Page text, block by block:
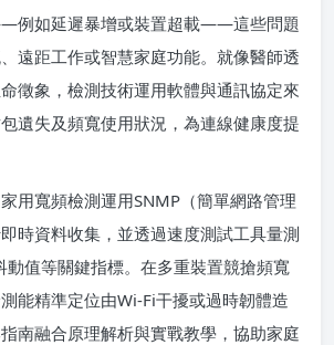
例如延遲暴增或裝置超載——這些問題
遠距工作或智慧家庭功能。就像醫師透
徵象，檢測技術運用軟體與通訊協定來
遺失及頻寬使用狀況，為連線健康度提
用寬頻檢測運用SNMP（簡單網路管理
時資料收集，並透過速度測試工具量測
值等關鍵指標。在多重裝置競搶頻寬
能精準定位由Wi-Fi干擾或過時韌體造
南融合原理解析與實戰教學，協助家庭